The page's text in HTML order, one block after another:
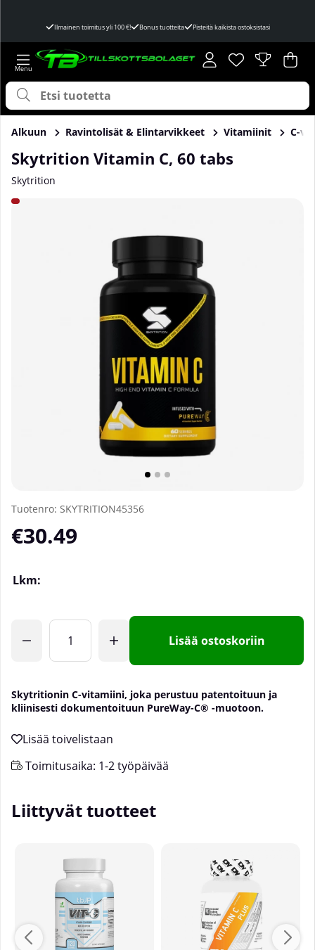
Ilmainen toimitus yli 100 €! Bonus tuotteita Pisteitä kaikista ostoksistasi
Toivelista
Lukumäärä
. .
Alkuun Ravintolisät & Elintarvikkeet Vitamiinit C-
Skytrition Vitamin C, 60 tabs
Skytrition
Tuotekuvat Skytrition Vitamin C, 60 tabs
Tuotenro: SKYTRITION45356
€30.49
Lkm:
Lisää ostoskoriin
Skytritionin C-vitamiini, joka perustuu patentoituun ja
kliinisesti dokumentoituun PureWay-C® -muotoon.
Toimitusaika: 1-2 työpäivää
Liittyvät tuotteet